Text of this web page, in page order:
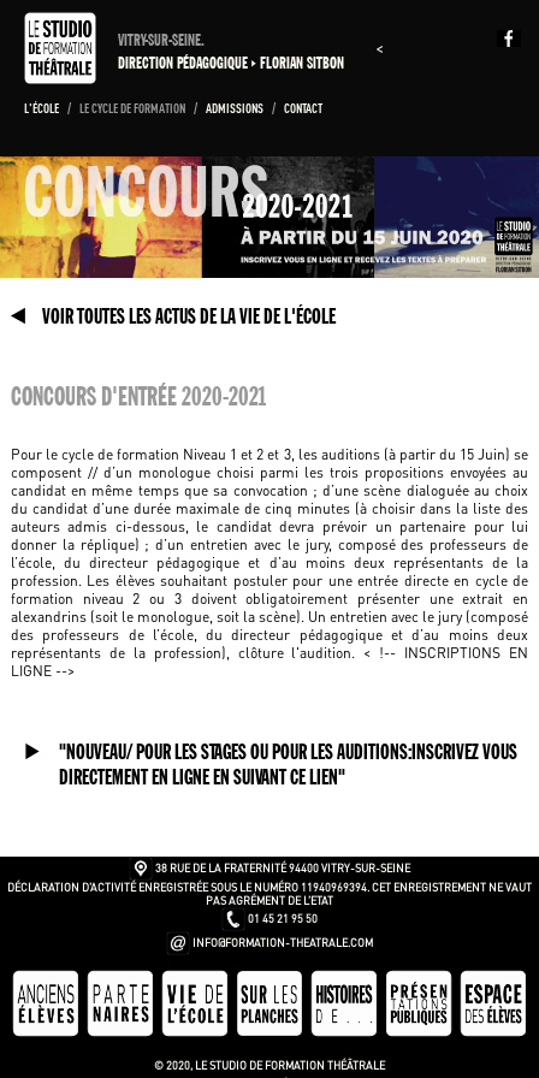
VITRY-SUR-SEINE.
DIRECTION PÉDAGOGIQUE FLORIAN SITBON
<
L'ÉCOLE / LE CYCLE DE FORMATION / ADMISSIONS / CONTACT
VOIR TOUTES LES ACTUS DE LA VIE DE L'ÉCOLE
CONCOURS D'ENTRÉE 2020-2021
Pour le cycle de formation Niveau 1 et 2 et 3, les auditions (à partir du 15 Juin) se
composent // d’un monologue choisi parmi les trois propositions envoyées au
candidat en même temps que sa convocation ; d’une scène dialoguée au choix
du candidat d’une durée maximale de cinq minutes (à choisir dans la liste des
auteurs admis ci-dessous, le candidat devra prévoir un partenaire pour lui
donner la réplique) ; d’un entretien avec le jury, composé des professeurs de
l’école, du directeur pédagogique et d’au moins deux représentants de la
profession. Les élèves souhaitant postuler pour une entrée directe en cycle de
formation niveau 2 ou 3 doivent obligatoirement présenter une extrait en
alexandrins (soit le monologue, soit la scène). Un entretien avec le jury (composé
des professeurs de l’école, du directeur pédagogique et d’au moins deux
représentants de la profession), clôture l'audition. < !-- INSCRIPTIONS EN
LIGNE -->
"NOUVEAU/ POUR LES STAGES OU POUR LES AUDITIONS:INSCRIVEZ VOUS
DIRECTEMENT EN LIGNE EN SUIVANT CE LIEN"
38 RUE DE LA FRATERNITÉ94400 VITRY-SUR-SEINE
DÉCLARATION D’ACTIVITÉ ENREGISTRÉE SOUS LE NUMÉRO 11940969394. CET ENREGISTREMENT NE VAUT
PAS AGRÉMENT DE L’ETAT
01 45 21 95 50
INFO@FORMATION-THEATRALE.COM
© 2020, LE STUDIO DE FORMATION THÉÂTRALE